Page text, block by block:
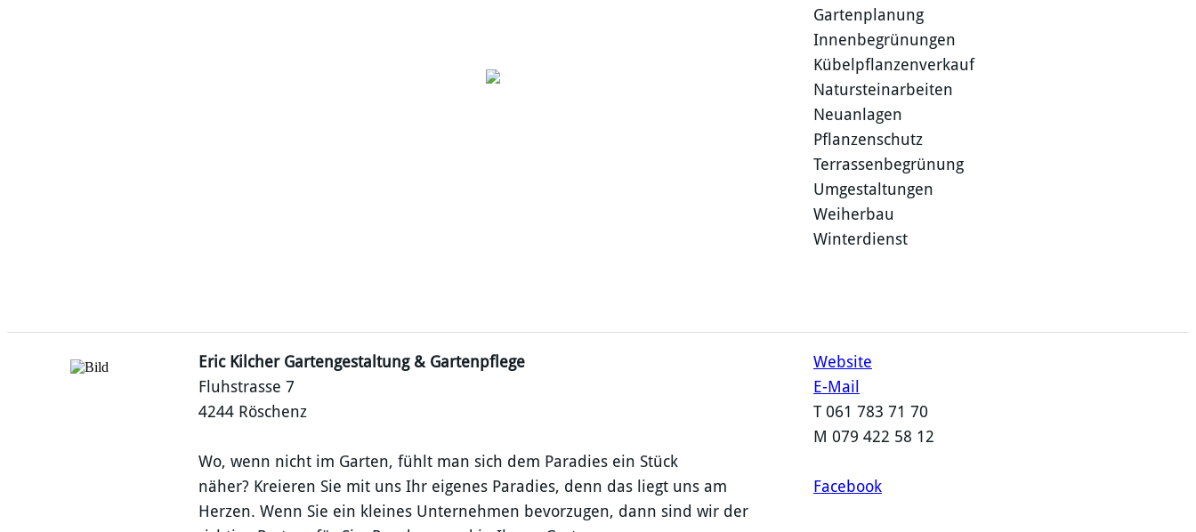
Gartenplanung
Innenbegrünungen
Kübelpflanzenverkauf
Natursteinarbeiten
Neuanlagen
Pflanzenschutz
Terrassenbegrünung
Umgestaltungen
Weiherbau
Winterdienst
Eric Kilcher Gartengestaltung & Gartenpflege
Fluhstrasse 7
4244 Röschenz
Wo, wenn nicht im Garten, fühlt man sich dem Paradies ein Stück
näher? Kreieren Sie mit uns Ihr eigenes Paradies, denn das liegt uns am
Herzen. Wenn Sie ein kleines Unternehmen bevorzugen, dann sind wir der
Website
E-Mail
​T 061 783 71 70
M 079 422 58 12
Facebook